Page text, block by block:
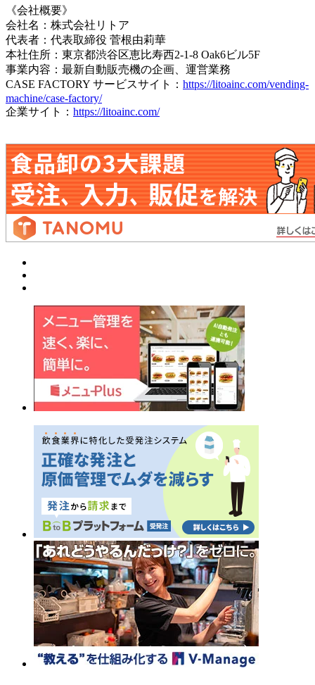
《会社概要》
会社名：株式会社リトア
代表者：代表取締役 菅根由莉華
本社住所：東京都渋谷区恵比寿西2-1-8 Oak6ビル5F
事業内容：最新自動販売機の企画、運営業務
CASE FACTORY サービスサイト： https://litoainc.com/vending-
machine/case-factory/
企業サイト： https://litoainc.com/